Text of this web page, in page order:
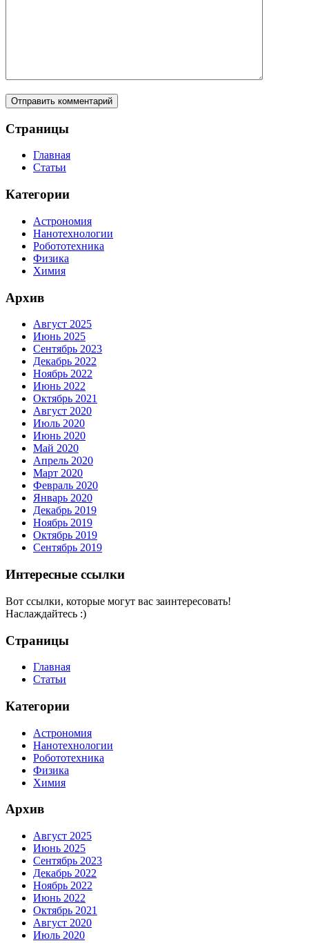
Страницы
Главная
Статьи
Категории
Астрономия
Нанотехнологии
Робототехника
Физика
Химия
Архив
Август 2025
Июнь 2025
Сентябрь 2023
Декабрь 2022
Ноябрь 2022
Июнь 2022
Октябрь 2021
Август 2020
Июль 2020
Июнь 2020
Май 2020
Апрель 2020
Март 2020
Февраль 2020
Январь 2020
Декабрь 2019
Ноябрь 2019
Октябрь 2019
Сентябрь 2019
Интересные ссылки
Вот ссылки, которые могут вас заинтересовать!
Наслаждайтесь :)
Страницы
Главная
Статьи
Категории
Астрономия
Нанотехнологии
Робототехника
Физика
Химия
Архив
Август 2025
Июнь 2025
Сентябрь 2023
Декабрь 2022
Ноябрь 2022
Июнь 2022
Октябрь 2021
Август 2020
Июль 2020